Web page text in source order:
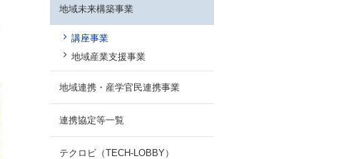
地域未来構築事業
講座事業
地域産業支援事業
地域連携・産学官民連携事業
連携協定等一覧
テクロビ（TECH-LOBBY）